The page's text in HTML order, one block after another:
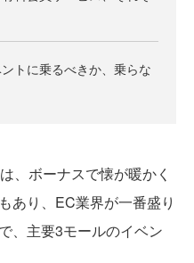
トに乗るべきか、乗らな
、ボーナスで懐が暖かく
あり、EC業界が一番盛り
、主要3モールのイベン